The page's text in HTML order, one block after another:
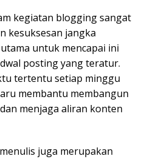
kegiatan blogging sangat
kesuksesan jangka
untuk mencapai ini
posting yang teratur.
tertentu setiap minggu
membantu membangun
menjaga aliran konten
juga merupakan